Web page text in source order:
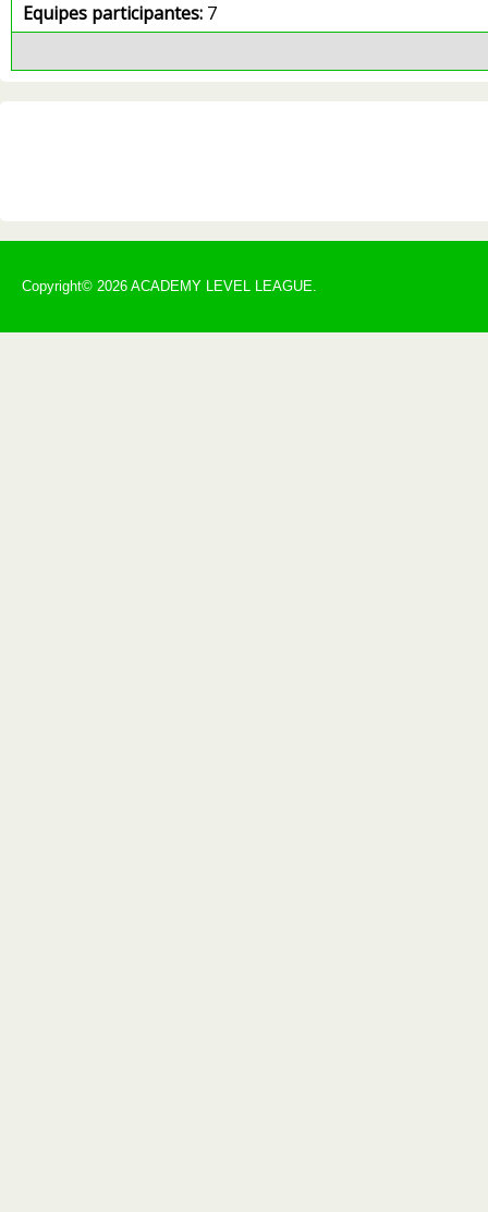
Equipes participantes: 7
Copyright© 2026 ACADEMY LEVEL LEAGUE.